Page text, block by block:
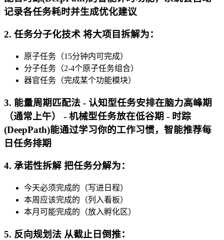
记录各任务耗时并生成优化建议
2. 任务分子化技术 将大项目拆解为：
原子任务（15分钟内可完成）
分子任务（2-4个原子任务组合）
器官任务（完成某个功能模块）
3. 能量周期匹配法 - 认知型任务安排在脑力高峰期
（通常上午） - 机械型任务放在低谷期 - 时踪
(DeepPath)能通过学习你的工作习惯，智能推荐每
日任务排期
4. 承诺性拆解 把任务分解为：
今天必须完成的（写进日程）
本周应该完成的（列入看板）
本月可能完成的（放入孵化区）
5. 反向规划法 从截止日倒推：